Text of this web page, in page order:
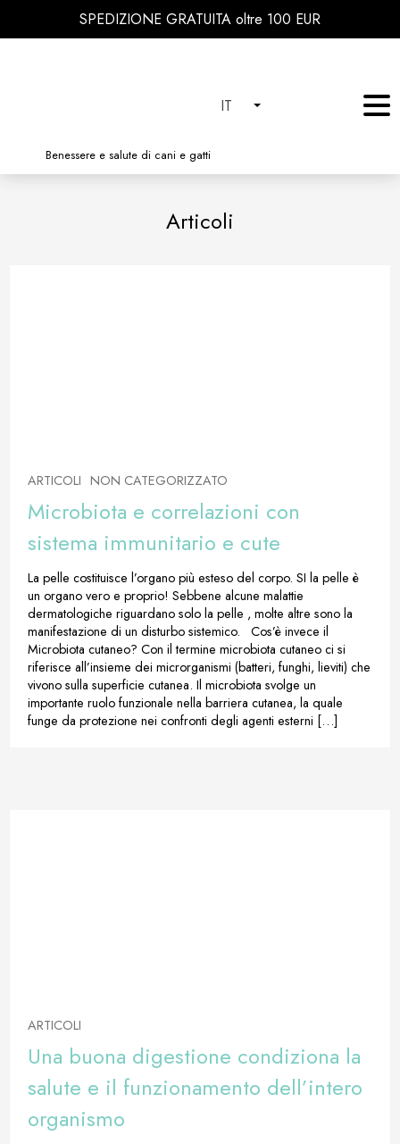
SPEDIZIONE GRATUITA oltre 100 EUR
Benessere e salute di cani e gatti
IT
Articoli
ARTICOLI NON CATEGORIZZATO
Microbiota e correlazioni con
sistema immunitario e cute
La pelle costituisce l’organo più esteso del corpo. SI la pelle è
un organo vero e proprio! Sebbene alcune malattie
dermatologiche riguardano solo la pelle , molte altre sono la
manifestazione di un disturbo sistemico. Cos’è invece il
Microbiota cutaneo? Con il termine microbiota cutaneo ci si
riferisce all’insieme dei microrganismi (batteri, funghi, lieviti) che
vivono sulla superficie cutanea. Il microbiota svolge un
importante ruolo funzionale nella barriera cutanea, la quale
funge da protezione nei confronti degli agenti esterni […]
ARTICOLI
Una buona digestione condiziona la
salute e il funzionamento dell’intero
organismo